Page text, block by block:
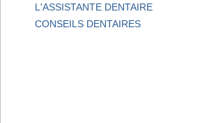
L'ASSISTANTE DENTAIRE
CONSEILS DENTAIRES